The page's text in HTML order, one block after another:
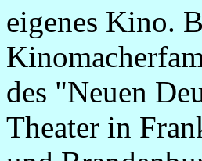
eigenes Kino.
des "Neuen
Theater in